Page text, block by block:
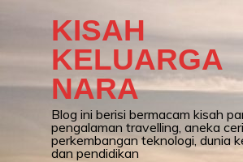
KISAH
KELUARGA
NARA
Blog ini berisi bermacam kisah
pengalaman travelling, aneka
perkembangan teknologi, dunia
dan pendidikan